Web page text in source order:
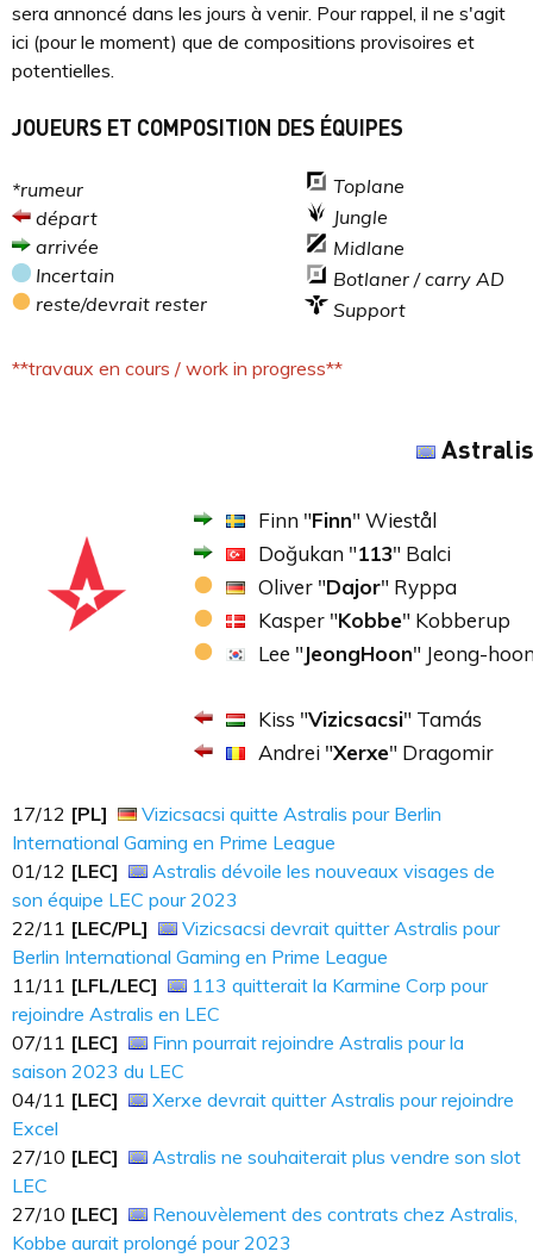
sera annoncé dans les jours à venir. Pour rappel, il ne s'agit
ici (pour le moment) que de compositions provisoires et
potentielles.
JOUEURS ET COMPOSITION DES ÉQUIPES
*rumeur
départ
arrivée
Incertain
reste/devrait rester
Toplane
Jungle
Midlane
Botlaner / carry AD
Support
**travaux en cours / work in progress**
Astralis
Finn "Finn" Wiestål
Doğukan "113" Balci
Oliver "Dajor" Ryppa
Kasper "Kobbe" Kobberup
Lee "JeongHoon" Jeong-
Kiss "Vizicsacsi" Tamás
Andrei "Xerxe" Dragomir
17​​​/12 [PL]
Vizicsacsi quitte Astralis pour Berlin
International Gaming en Prime League
01​​​/12 [LEC]
Astralis dévoile les nouveaux visages de
son équipe LEC pour 2023
22​​​/11 [LEC/PL]
Vizicsacsi devrait quitter Astralis pour
Berlin International Gaming en Prime League
11​​​/11 [LFL/LEC]
113 quitterait la Karmine Corp pour
rejoindre Astralis en LEC
07​​​/11 [LEC]
Finn pourrait rejoindre Astralis pour la
saison 2023 du LEC
04/11 [LEC]
Xerxe devrait quitter Astralis pour rejoindre
Excel
27/10 [LEC]
Astralis ne souhaiterait plus vendre son slot
LEC
27/10 [LEC]
Renouvèlement des contrats chez Astralis,
Kobbe aurait prolongé pour 2023